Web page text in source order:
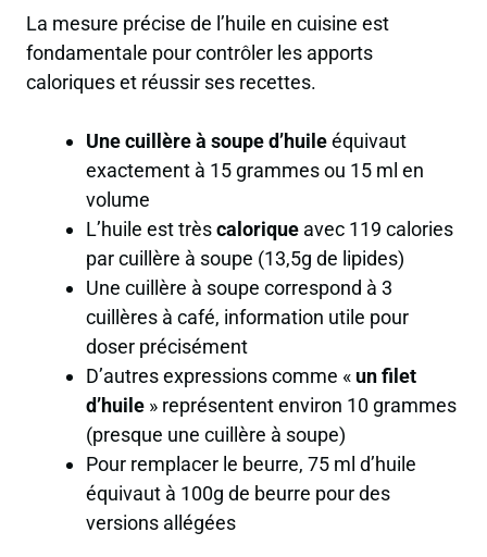
La mesure précise de l’huile en cuisine est
fondamentale pour contrôler les apports
caloriques et réussir ses recettes.
Une cuillère à soupe d’huileéquivaut
exactement à 15 grammes ou 15 ml en
volume
L’huile est trèscaloriqueavec 119 calories
par cuillère à soupe (13,5g de lipides)
Une cuillère à soupe correspond à 3
cuillères à café, information utile pour
doser précisément
D’autres expressions comme « un filet
d’huile» représentent environ 10 grammes
(presque une cuillère à soupe)
Pour remplacer le beurre, 75 ml d’huile
équivaut à 100g de beurre pour des
versions allégées